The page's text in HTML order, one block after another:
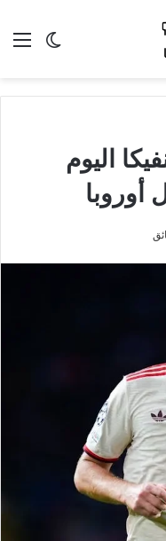
الوضع
اليوم